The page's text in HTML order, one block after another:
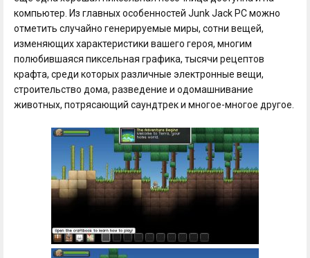
компьютер. Из главных особенностей Junk Jack PC можно
отметить случайно генерируемые миры, сотни вещей,
изменяющих характеристики вашего героя, многим
полюбившаяся пиксельная графика, тысячи рецептов
крафта, среди которых различные электронные вещи,
строительство дома, разведение и одомашнивание
животных, потрясающий саундтрек и многое-многое другое.